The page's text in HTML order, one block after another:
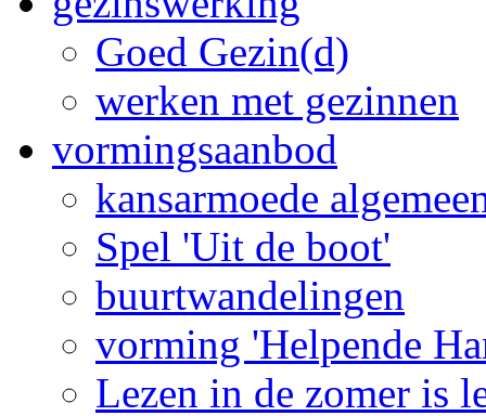
Goed Gezin(d)
werken met gezinnen
vormingsaanbod
kansarmoede
Spel 'Uit de boot'
buurtwandelingen
vorming 'Helpende
Lezen in de zomer is